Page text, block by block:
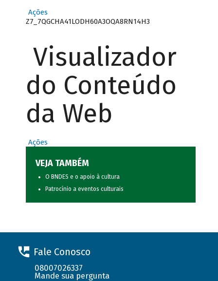
Ações
Z7_7QGCHA41LODH60A3OQA8RN14H3
Visualizador
do Conteúdo
da Web
Ações
VEJA TAMBÉM
O BNDES e o apoio à cultura
Patrocínio a eventos culturais
Fale Conosco
08007026337
Mande sua pergunta